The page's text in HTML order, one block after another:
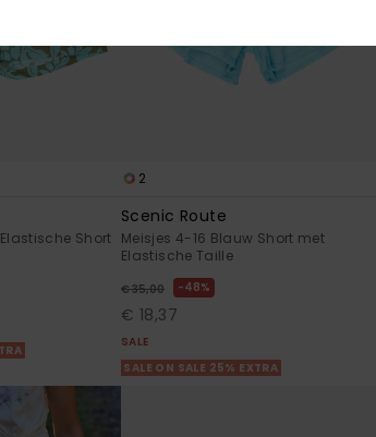
Short
2
Scenic Route
Meisjes 4-16 Blauw Short met
Elastische Taille
€ 35,00 48%
€ 18,37
SALE
SALE ON SALE 25% EXTRA